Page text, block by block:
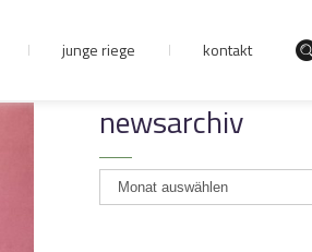
junge riege kontakt
newsarchiv
newsarchiv